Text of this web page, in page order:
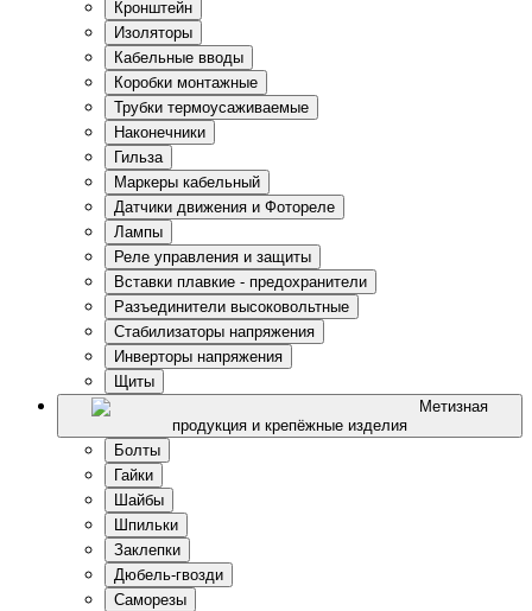
Кронштейн
Изоляторы
Кабельные вводы
Коробки монтажные
Трубки термоусаживаемые
Наконечники
Гильза
Маркеры кабельный
Датчики движения и Фотореле
Лампы
Реле управления и защиты
Вставки плавкие - предохранители
Разъединители высоковольтные
Стабилизаторы напряжения
Инверторы напряжения
Щиты
Метизная
продукция и крепёжные изделия
Болты
Гайки
Шайбы
Шпильки
Заклепки
Дюбель-гвозди
Саморезы